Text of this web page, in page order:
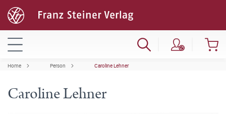
Home Person Caroline Lehner
Caroline Lehner